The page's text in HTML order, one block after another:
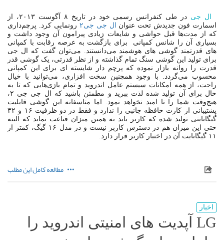
ال جی
در طی کنفرانس رسمی خود در تاریخ ۸ آگوست ۲۰۱۳، از
اسمارت فون جدیدش تحت عنوان
ال جی جی۲
رونمایی کرد. پرچم‌داری
که از مدت‌ها قبل حواشی و شایعات زیادی پیرامون آن وجود داشت و
بسیاری آن را شانس کمپانی برای بازگشت به عرصه رقابت با کمپانی
های قدرتمند گوشی های هوشمند می‌دانستند. می‌توان گفت که ال جی
برای تولید این گوشی سنگ تمام گذاشته و از نظر قدرتی، یک گوشی قدر
قدرت را روانه بازار نموده که پرچم دار شایسته ای برای این کمپانی
محسوب می‌گردد. با وجود همچنین سخت افزاری، می‌توانید با خیال
راحت، از همه امکانات سیستم عامل اندروید و تمام بازی‌هایی که تا به
حال برای آن تولید شده لذت ببرید و مطمئن باشید که ال جی جی ۲،
هیچ‌وقت شما را نا امید نخواهد نمود. اما متاسفانه این گوشی قابلیت
پشتیبانی از کارت حافظه جانبی را ندارد و فقط در دو ظرفیت ۱۶ و ۳۲
گیگابایتی تولید شده که کاربر باید به همین میزان قناعت نماید که البته
حتی این میزان هم در دسترس کاربر نیست و در مدل ۱۶ گیگ، کمتر از
۱۱ گیگابایت آن در اختیار کاربر قرار دارد.
مطالعه کامل این مطلب
اخبار
LG آپدیت های امنیتی اندروید را